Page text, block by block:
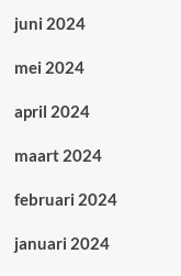
juni 2024
mei 2024
april 2024
maart 2024
februari 2024
januari 2024